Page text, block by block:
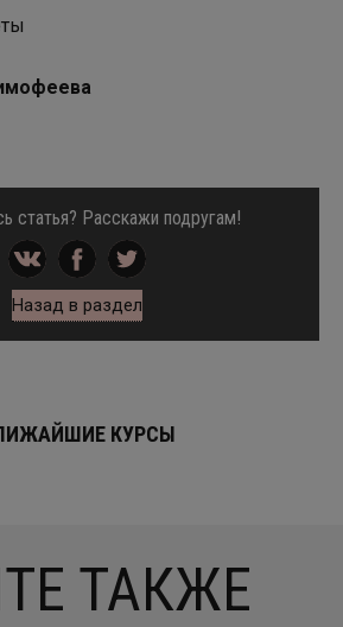
статья? Расскажи подругам!
Назад в раздел
КУРСЫ
ТАКЖЕ